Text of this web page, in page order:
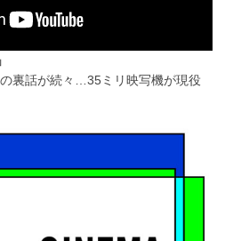
裏話が続々…35ミリ映写機が現役